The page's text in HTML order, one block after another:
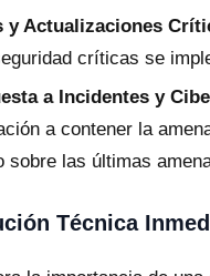
y Actualizaciones
críticas se
a Incidentes y
a contener la
sobre las últimas
Técnica